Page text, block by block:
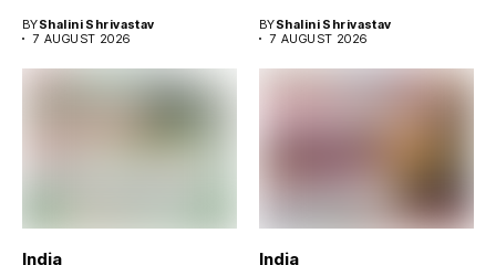
BYShalini Shrivastav
7 AUGUST 2026
BYShalini Shrivastav
7 AUGUST 2026
India India